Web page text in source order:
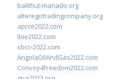
balithut-manado.org
alteregotradingcompany.org
aprce2022.com
ibie2022.com
sbcc-2022.com
AngolaOilAndGas2022.com
Convoy4Freedom2022.com